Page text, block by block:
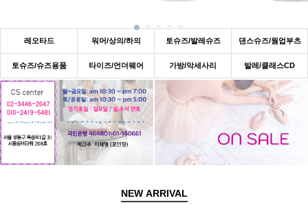
레오타드 워머/상의/하의 토슈즈/발레슈즈 댄스슈즈/웜업부츠
토슈즈/슈즈용품 타이즈/언더웨어 가방/악세사리 발레/클래스CD
NEW ARRIVAL